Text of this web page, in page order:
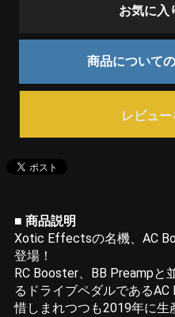
お気に入
商品について
レビュー
■ 商品説明
Xotic Effectsの名機、AC
登場！
RC Booster、BB Preamp
るドライブペダルであるAC
惜しまれつつも2019年に